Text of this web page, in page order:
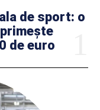
de sport: o
de euro